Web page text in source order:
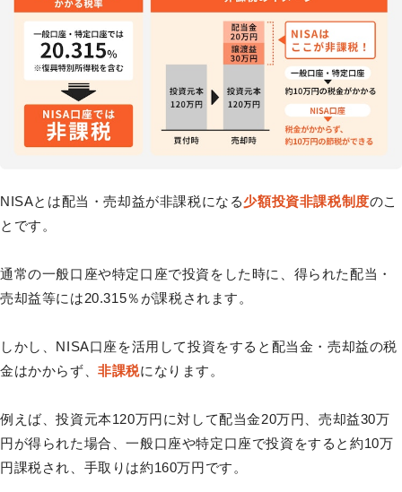
NISAとは配当・売却益が非課税になる少額投資非課税制度のこ
とです。
通常の一般口座や特定口座で投資をした時に、得られた配当・
売却益等には20.315％が課税されます。
しかし、NISA口座を活用して投資をすると配当金・売却益の税
金はかからず、非課税になります。
例えば、投資元本120万円に対して配当金20万円、売却益30万
円が得られた場合、一般口座や特定口座で投資をすると約10万
円課税され、手取りは約160万円です。